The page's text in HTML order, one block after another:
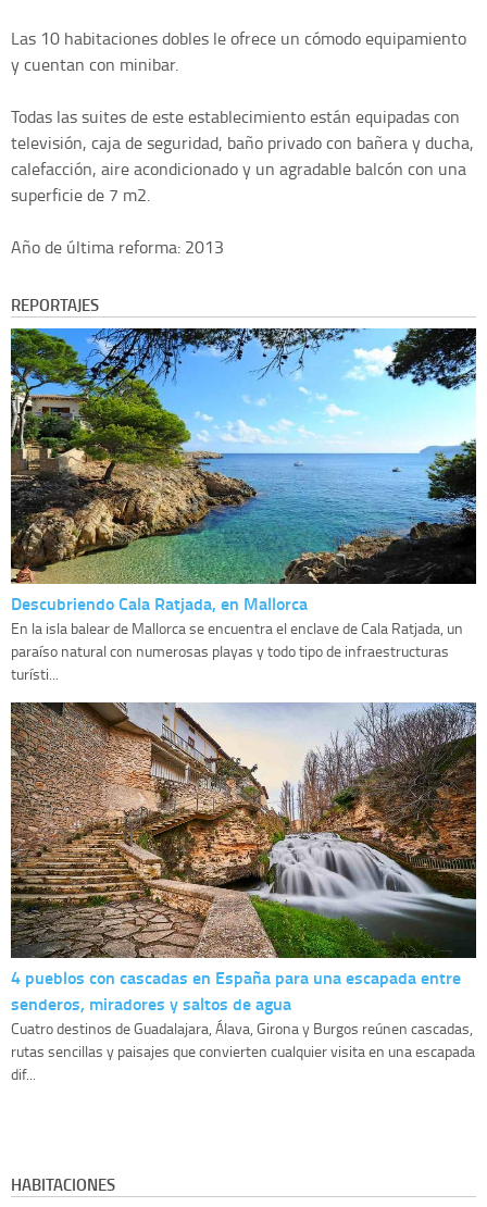
Las 10 habitaciones dobles le ofrece un cómodo equipamiento
y cuentan con minibar.
Todas las suites de este establecimiento están equipadas con
televisión, caja de seguridad, baño privado con bañera y ducha,
calefacción, aire acondicionado y un agradable balcón con una
superficie de 7 m2.
Año de última reforma: 2013
REPORTAJES
Descubriendo Cala Ratjada, en Mallorca
En la isla balear de Mallorca se encuentra el enclave de Cala Ratjada, un
paraíso natural con numerosas playas y todo tipo de infraestructuras
turísti...
4 pueblos con cascadas en España para una escapada entre
senderos, miradores y saltos de agua
Cuatro destinos de Guadalajara, Álava, Girona y Burgos reúnen cascadas,
rutas sencillas y paisajes que convierten cualquier visita en una escapada
dif...
HABITACIONES